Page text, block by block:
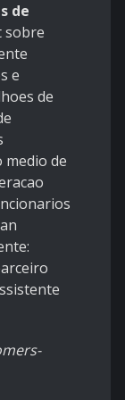
de
sobre
e
de
medio de